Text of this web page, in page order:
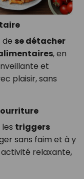
de se détacher
, en
et
plaisir, sans
triggers
sans faim et à y
relaxante,